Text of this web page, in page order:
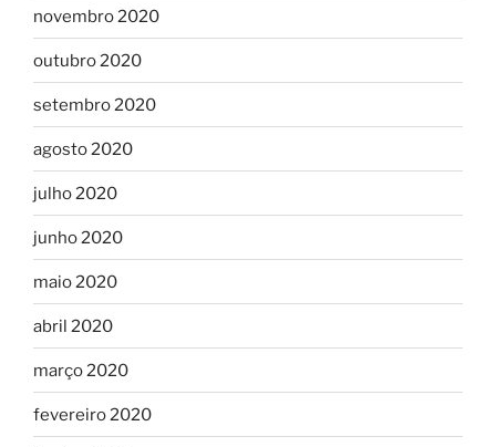
novembro 2020
outubro 2020
setembro 2020
agosto 2020
julho 2020
junho 2020
maio 2020
abril 2020
março 2020
fevereiro 2020